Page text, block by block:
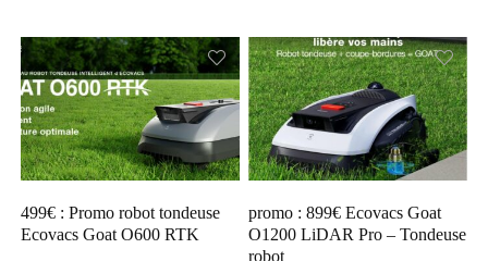
499€ : Promo robot tondeuse
Ecovacs Goat O600 RTK
promo : 899€ Ecovacs Goat
O1200 LiDAR Pro – Tondeuse
robot